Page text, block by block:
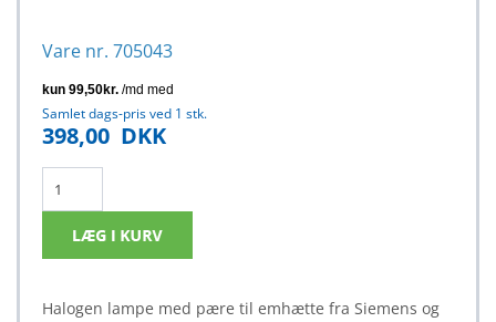
Vare nr. 705043
Samlet dags-pris ved 1 stk.
398,00 DKK
Halogen lampe med pære til emhætte fra Siemens og